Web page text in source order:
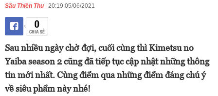
Sầu Thiên Thu | 20:19 05/06/2021
0
CHIA SẺ
Sau nhiều ngày chờ đợi, cuối cùng thì Kimetsu no
Yaiba season 2 cũng đã tiếp tục cập nhật những thông
tin mới nhất. Cùng điểm qua những điểm đáng chú ý
về siêu phẩm này nhé!